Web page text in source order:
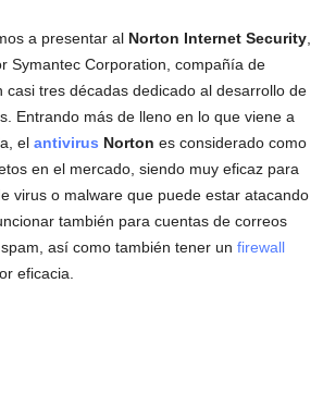
a presentar al Norton Internet Security
Symantec Corporation, compañía de
casi tres décadas dedicado al desarrollo de
Entrando más de lleno en lo que viene a
el antivirus Norton es considerado como
en el mercado, siendo muy eficaz para
virus o malware que puede estar atacando
también para cuentas de correos
así como también tener un firewall
eficacia.